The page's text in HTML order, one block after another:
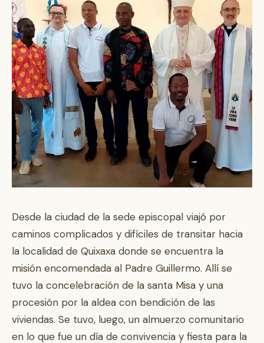
Desde la ciudad de la sede episcopal viajó por
caminos complicados y difíciles de transitar hacia
la localidad de Quixaxa donde se encuentra la
misión encomendada al Padre Guillermo. Allí se
tuvo la concelebración de la santa Misa y una
procesión por la aldea con bendición de las
viviendas. Se tuvo, luego, un almuerzo comunitario
en lo que fue un día de convivencia y fiesta para la